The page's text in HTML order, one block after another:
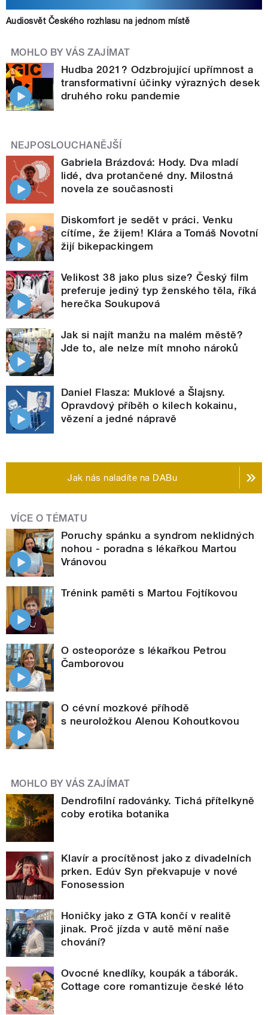
Audiosvět Českého rozhlasu na jednom místě
MOHLO BY VÁS ZAJÍMAT
Hudba 2021? Odzbrojující upřímnost a
transformativní účinky výrazných desek
druhého roku pandemie
NEJPOSLOUCHANĚJŠÍ
Gabriela Brázdová: Hody. Dva mladí
lidé, dva protančené dny. Milostná
novela ze současnosti
Diskomfort je sedět v práci. Venku
cítíme, že žijem! Klára a Tomáš Novotní
žijí bikepackingem
Velikost 38 jako plus size? Český film
preferuje jediný typ ženského těla, říká
herečka Soukupová
Jak si najít manžu na malém městě?
Jde to, ale nelze mít mnoho nároků
Daniel Flasza: Muklové a Šlajsny.
Opravdový příběh o kilech kokainu,
vězení a jedné nápravě
Jak nás naladíte na DABu
VÍCE O TÉMATU
Poruchy spánku a syndrom neklidných
nohou - poradna s lékařkou Martou
Vránovou
Trénink paměti s Martou Fojtíkovou
O osteoporóze s lékařkou Petrou
Čamborovou
O cévní mozkové příhodě
s neuroložkou Alenou Kohoutkovou
MOHLO BY VÁS ZAJÍMAT
Dendrofilní radovánky. Tichá přítelkyně
coby erotika botanika
Klavír a procítěnost jako z divadelních
prken. Edúv Syn překvapuje v nové
Fonosession
Honičky jako z GTA končí v realitě
jinak. Proč jízda v autě mění naše
chování?
Ovocné knedlíky, koupák a táborák.
Cottage core romantizuje české léto